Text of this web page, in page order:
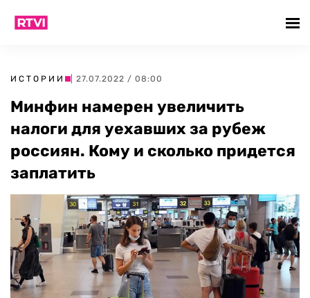
ИСТОРИИ | 27.07.2022 / 08:00
Минфин намерен увеличить
налоги для уехавших за рубеж
россиян. Кому и сколько придется
заплатить